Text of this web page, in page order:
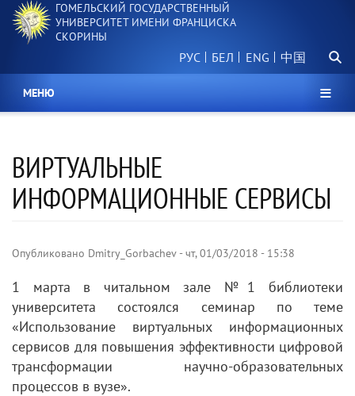
Перейти
основному
ГОМЕЛЬСКИЙ ГОСУДАРСТВЕННЫЙ
УНИВЕРСИТЕТ ИМЕНИ ФРАНЦИСКА
СКОРИНЫ
РУС БЕЛ 中国
МЕНЮ
ВИРТУАЛЬНЫЕ
ИНФОРМАЦИОННЫЕ СЕРВИСЫ
Опубликовано Dmitry_Gorbachev-чт, 01/03/2018 - 15:38
1 марта в читальном зале №1 библиотеки
университета состоялся семинар по теме
«Использование виртуальных информационных
сервисов для повышения эффективности цифровой
трансформации научно-образовательных
процессов в вузе».